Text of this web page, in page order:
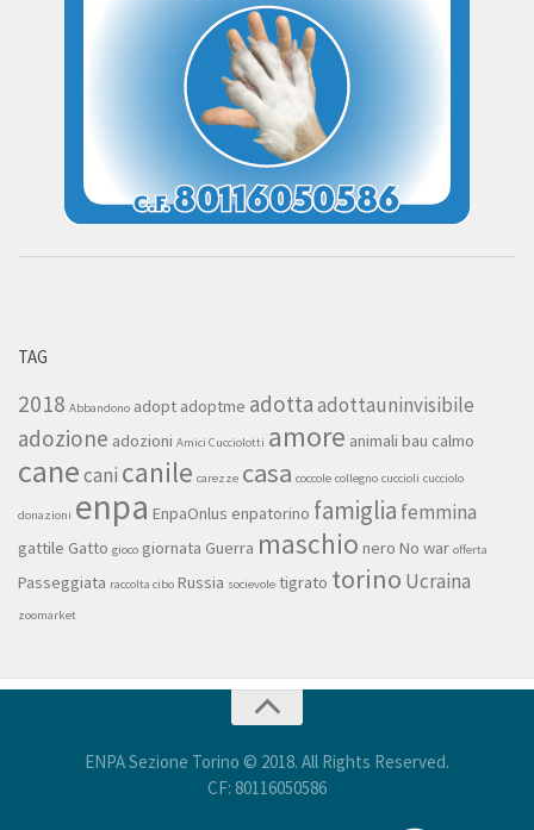
TAG
2018 Abbandono adopt adoptme adottaadottauninvisibile
adozione adozioni Amici Cucciolotti amore animali bau calmo
canecani canile carezze casa coccole collegno cuccioli cucciolo
donazioni enpa EnpaOnlus enpatorino famiglia femmina
gattile Gatto gioco giornata Guerra maschio nero No war offerta
Passeggiata raccolta cibo Russia socievole tigrato torino Ucraina
zoomarket
ENPA Sezione Torino © 2018. All Rights Reserved.
CF: 80116050586